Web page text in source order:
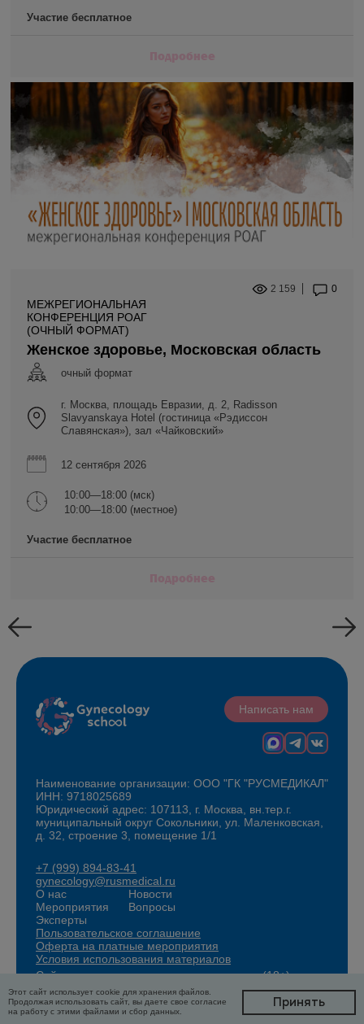
Участие бесплатное
Подробнее
2 159 0
МЕЖРЕГИОНАЛЬНАЯ
КОНФЕРЕНЦИЯ РОАГ
(ОЧНЫЙ ФОРМАТ)
Женское здоровье, Московская область
очный формат
г. Москва, площадь Евразии, д. 2, Radisson
Slavyanskaya Hotel (гостиница «Рэдиссон
Славянская»), зал «Чайковский»
12 сентября 2026
10:00—18:00 (мск)
10:00—18:00 (местное)
Участие бесплатное
Подробнее
Написать нам
Наименование организации: ООО "ГК "РУСМЕДИКАЛ"
ИНН: 9718025689
Юридический адрес: 107113, г. Москва, вн.тер.г.
муниципальный округ Сокольники, ул. Маленковская,
д. 32, строение 3, помещение 1/1
+7 (999) 894-83-41
gynecology@rusmedical.ru
О нас
Мероприятия
Эксперты
Новости
Вопросы
Пользовательское соглашение
Оферта на платные мероприятия
Условия использования материалов
Сайт для специалистов здравоохранения (18+)
Этот сайт использует cookie для хранения файлов.
Продолжая использовать сайт, вы даете свое согласие
на работу с этими файлами и сбор данных.
Принять